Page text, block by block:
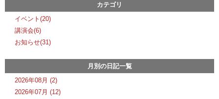
カテゴリ
イベント(20)
講演会(6)
お知らせ(31)
月別の日記一覧
2026年08月 (2)
2026年07月 (12)